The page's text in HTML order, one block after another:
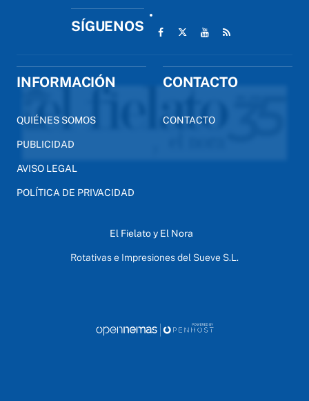
SÍGUENOS
INFORMACIÓN
QUIÉNES SOMOS
PUBLICIDAD
AVISO LEGAL
POLÍTICA DE PRIVACIDAD
CONTACTO
CONTACTO
El Fielato y El Nora
Rotativas e Impresiones del Sueve S.L.